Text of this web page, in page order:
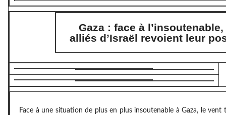
Gaza : face à
alliés d’Israël revoient leur
Face à une situation de plus en plus insoutenable à Gaza, le vent